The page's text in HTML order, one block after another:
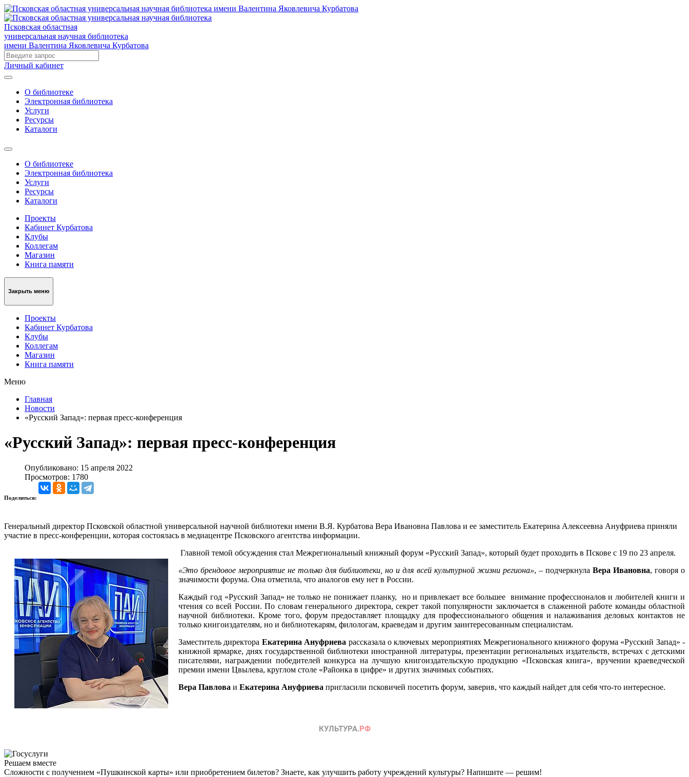
Псковская областная
универсальная научная библиотека
имени Валентина Яковлевича Курбатова
Личный кабинет
О библиотеке
Электронная библиотека
Услуги
Ресурсы
Каталоги
О библиотеке
Электронная библиотека
Услуги
Ресурсы
Каталоги
Проекты
Кабинет Курбатова
Клубы
Коллегам
Магазин
Книга памяти
Закрыть меню
Проекты
Кабинет Курбатова
Клубы
Коллегам
Магазин
Книга памяти
Меню
Главная
Новости
«Русский Запад»: первая пресс-конференция
«Русский Запад»: первая пресс-конференция
Опубликовано: 15 апреля 2022
Просмотров: 1780
Поделиться:
Генеральный директор Псковской областной универсальной научной библиотеки имени В.Я. Курбатова Вера Ивановна Павлова и ее заместитель Екатерина Алексеевна Ануфриева приняли
участие в пресс-конференции, которая состоялась в медиацентре Псковского агентства информации.
Главной темой обсуждения стал Межрегиональный книжный форум «Русский Запад», который будет проходить в Пскове с 19 по 23 апреля.
«Это брендовое мероприятие не только для библиотеки, но и для всей культурной жизни региона», – подчеркнула Вера Ивановна, говоря о
значимости форума. Она отметила, что аналогов ему нет в России.
Каждый год «Русский Запад» не только не понижает планку, но и привлекает все большее внимание профессионалов и любителей книги и
чтения со всей России. По словам генерального директора, секрет такой популярности заключается в слаженной работе команды областной
научной библиотеки. Кроме того, форум предоставляет площадку для профессионального общения и налаживания деловых контактов не
только книгоиздателям, но и библиотекарям, филологам, краеведам и другим заинтересованным специалистам.
Заместитель директора Екатерина Ануфриева рассказала о ключевых мероприятиях Межрегионального книжного форума «Русский Запад» -
книжной ярмарке, днях государственной библиотеки иностранной литературы, презентации региональных издательств, встречах с детскими
писателями, награждении победителей конкурса на лучшую книгоиздательскую продукцию «Псковская книга», вручении краеведческой
премии имени Цвылева, круглом столе «Районка в цифре» и других значимых событиях.
Вера Павлова и Екатерина Ануфриева пригласили псковичей посетить форум, заверив, что каждый найдет для себя что-то интересное.
Решаем вместе
Сложности с получением «Пушкинской карты» или приобретением билетов? Знаете, как улучшить работу учреждений культуры? Напишите — решим!